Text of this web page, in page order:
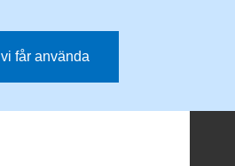
får använda